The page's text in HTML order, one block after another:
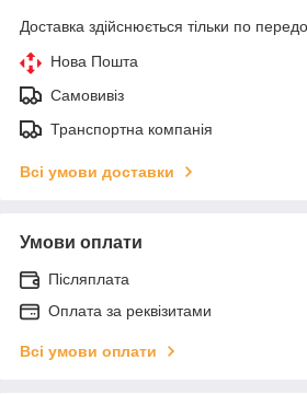
Доставка здійснюється тільки по
Нова Пошта
Самовивіз
Транспортна компанія
Всі умови доставки
Умови оплати
Післяплата
Оплата за реквізитами
Всі умови оплати